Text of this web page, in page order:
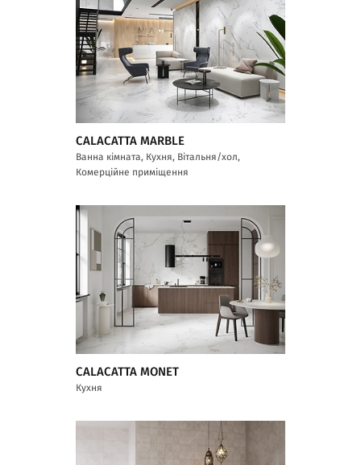
CALACATTA MARBLE
Ванна кімната, Кухня, Вітальня/хол,
Комерційне приміщення
CALACATTA MONET
Кухня